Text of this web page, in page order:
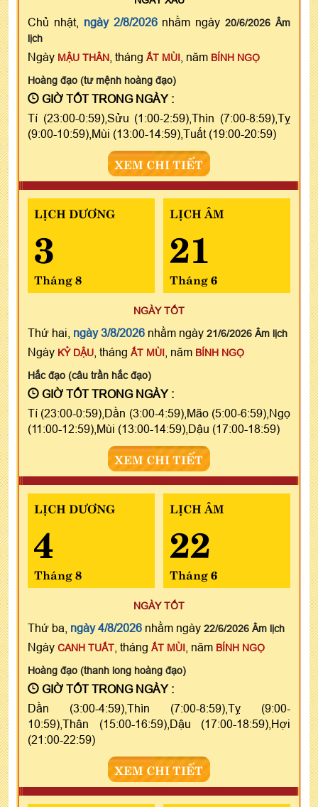
Chủ nhật, ngày 2/8/2026nhằm ngày20/6/2026 Âm
lịch
Ngày MẬU THÂN , tháng ẤT MÙI , năm BÍNH NGỌ
Hoàng đạo (tư mệnh hoàng đạo)
GIỜ TỐT TRONG NGÀY :
Tí (23:00-0:59),Sửu (1:00-2:59),Thìn (7:00-8:59),Tỵ
(9:00-10:59),Mùi (13:00-14:59),Tuất (19:00-20:59)
XEM CHI TIẾT
LỊCH DƯƠNG
3
Tháng 8
LỊCH ÂM
21
Tháng 6
NGÀY TỐT
Thứ hai, ngày 3/8/2026 nhằm ngày 21/6/2026 Âm lịch
Ngày KỶ DẬU , tháng ẤT MÙI , năm BÍNH NGỌ
Hắc đạo (câu trần hắc đạo)
GIỜ TỐT TRONG NGÀY :
Tí (23:00-0:59),Dần (3:00-4:59),Mão (5:00-6:59),Ngọ
(11:00-12:59),Mùi (13:00-14:59),Dậu (17:00-18:59)
XEM CHI TIẾT
LỊCH DƯƠNG
4
Tháng 8
LỊCH ÂM
22
Tháng 6
NGÀY TỐT
Thứ ba, ngày 4/8/2026 nhằm ngày 22/6/2026 Âm lịch
Ngày CANH TUẤT , tháng ẤT MÙI , năm BÍNH NGỌ
Hoàng đạo (thanh long hoàng đạo)
GIỜ TỐT TRONG NGÀY :
Dần (3:00-4:59),Thìn (7:00-8:59),Tỵ (9:00-
10:59),Thân (15:00-16:59),Dậu (17:00-18:59),Hợi
(21:00-22:59)
XEM CHI TIẾT